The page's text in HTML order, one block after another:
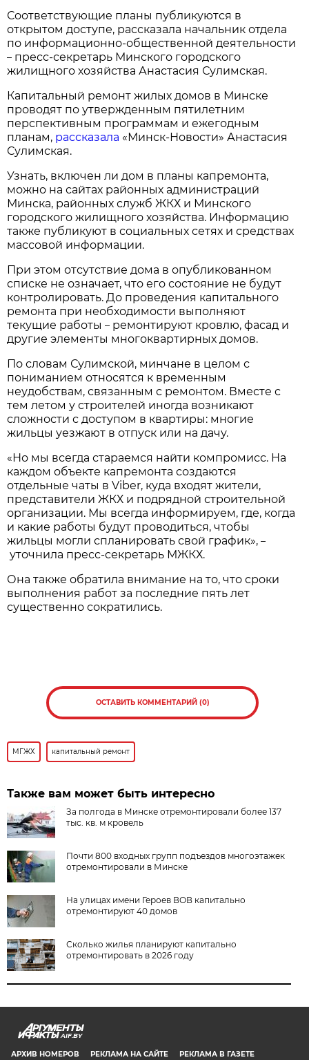
Соответствующие планы публикуются в
открытом доступе, рассказала начальник отдела
по информационно-общественной деятельности
– пресс-секретарь Минского городского
жилищного хозяйства Анастасия Сулимская.
Капитальный ремонт жилых домов в Минске
проводят по утвержденным пятилетним
перспективным программам и ежегодным
планам, рассказала «Минск-Новости» Анастасия
Сулимская.
Узнать, включен ли дом в планы капремонта,
можно на сайтах районных администраций
Минска, районных служб ЖКХ и Минского
городского жилищного хозяйства. Информацию
также публикуют в социальных сетях и средствах
массовой информации.
При этом отсутствие дома в опубликованном
списке не означает, что его состояние не будут
контролировать. До проведения капитального
ремонта при необходимости выполняют
текущие работы– ремонтируют кровлю, фасад и
другие элементы многоквартирных домов.
По словам Сулимской, минчане в целом с
пониманием относятся к временным
неудобствам, связанным с ремонтом. Вместе с
тем летом у строителей иногда возникают
сложности с доступом в квартиры: многие
жильцы уезжают в отпуск или на дачу.
«Но мы всегда стараемся найти компромисс. На
каждом объекте капремонта создаются
отдельные чаты в Viber, куда входят жители,
представители ЖКХ и подрядной строительной
организации. Мы всегда информируем, где, когда
и какие работы будут проводиться, чтобы
жильцы могли спланировать свой график»,–
уточнила пресс-секретарь МЖКХ.
Она также обратила внимание на то, что сроки
выполнения работ за последние пять лет
существенно сократились.
ОСТАВИТЬ КОММЕНТАРИЙ (0)
МГЖХ капитальный ремонт
Также вам может быть интересно
За полгода в Минске отремонтировали более 137
тыс. кв. м кровель
Почти 800 входных групп подъездов многоэтажек
отремонтировали в Минске
На улицах имени Героев ВОВ капитально
отремонтируют 40 домов
Сколько жилья планируют капитально
отремонтировать в 2026 году
AIF.BY
АРХИВ НОМЕРОВ РЕКЛАМА НА САЙТЕ РЕКЛАМА В ГАЗЕТЕ